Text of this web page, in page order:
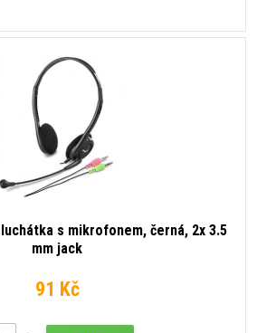
s mikrofonem, černá, 2x 3.5
mm jack
91 Kč